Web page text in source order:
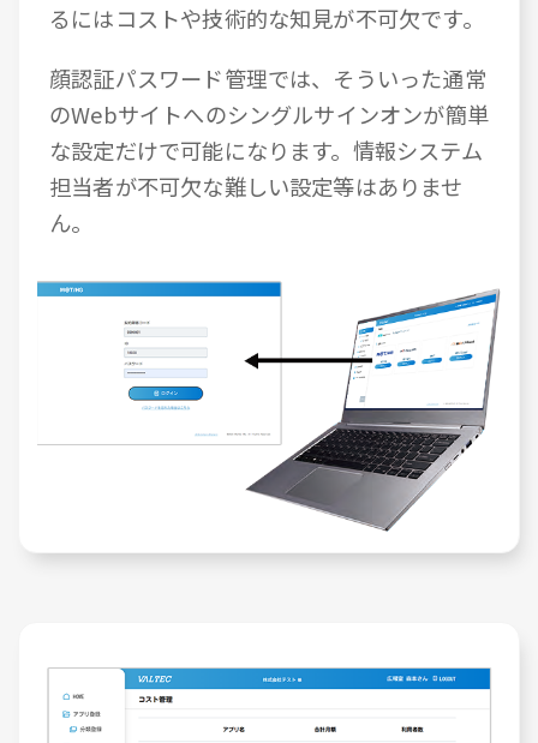
るにはコストや技術的な知見が不可欠です。
顔認証パスワード管理では、そういった通常
のWebサイトへのシングルサインオンが簡単
な設定だけで可能になります。情報システム
担当者が不可欠な難しい設定等はありませ
ん。